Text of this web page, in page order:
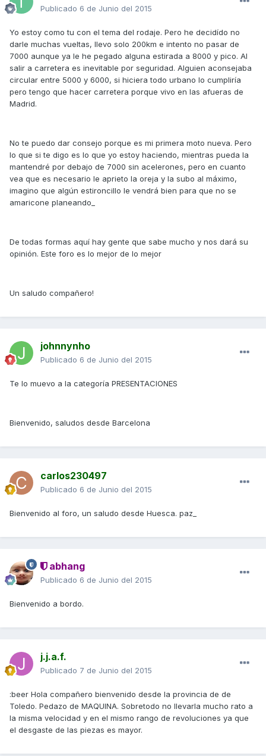
Publicado 6 de Junio del 2015
Yo estoy como tu con el tema del rodaje. Pero he decidído no
darle muchas vueltas, llevo solo 200km e intento no pasar de
7000 aunque ya le he pegado alguna estirada a 8000 y pico. Al
salir a carretera es inevitable por seguridad. Alguien aconsejaba
circular entre 5000 y 6000, si hiciera todo urbano lo cumpliría
pero tengo que hacer carretera porque vivo en las afueras de
Madrid.
No te puedo dar consejo porque es mi primera moto nueva. Pero
lo que si te digo es lo que yo estoy haciendo, mientras pueda la
mantendré por debajo de 7000 sin acelerones, pero en cuanto
vea que es necesario le aprieto la oreja y la subo al máximo,
imagino que algún estironcillo le vendrá bien para que no se
amaricone planeando_
De todas formas aquí hay gente que sabe mucho y nos dará su
opinión. Este foro es lo mejor de lo mejor
Un saludo compañero!
johnnynho
Publicado 6 de Junio del 2015
Te lo muevo a la categoría PRESENTACIONES
Bienvenido, saludos desde Barcelona
carlos230497
Publicado 6 de Junio del 2015
Bienvenido al foro, un saludo desde Huesca. paz_
abhang
Publicado 6 de Junio del 2015
Bienvenido a bordo.
j.j.a.f.
Publicado 7 de Junio del 2015
:beer Hola compañero bienvenido desde la provincia de de
Toledo. Pedazo de MAQUINA. Sobretodo no llevarla mucho rato a
la misma velocidad y en el mismo rango de revoluciones ya que
el desgaste de las piezas es mayor.